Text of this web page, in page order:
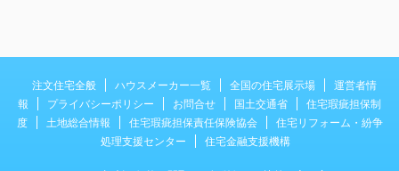
注文住宅全般 ハウスメーカー一覧 全国の住宅展示場
運営者情
報
プライバシーポリシー お問合せ 国土交通省
住宅瑕疵担保制
度
土地総合情報 住宅瑕疵担保責任保険協会
住宅リフォーム・紛争
処理支援センター
住宅金融支援機構